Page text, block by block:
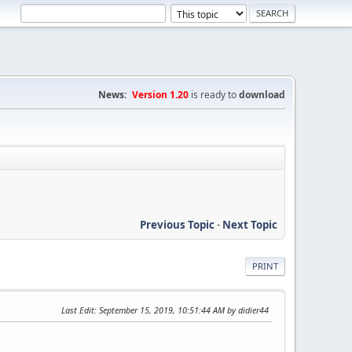
News: Version 1.20 is ready todownload
Previous Topic- Next Topic
PRINT
Last Edit: September 15, 2019, 10:51:44 AM by didier44